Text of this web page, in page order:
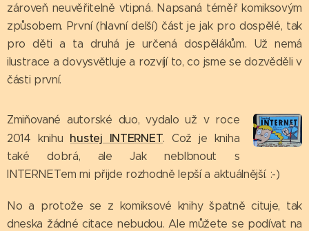
zároveň neuvěřitelně vtipná. Napsaná téměř komiksovým
způsobem. První (hlavní delší) část je jak pro dospělé, tak
pro děti a ta druhá je určená dospělákům. Už nemá
ilustrace a dovysvětluje a rozvíjí to, co jsme se dozvěděli v
části první.
Zmiňované autorské duo, vydalo už v roce
2014 knihu hustej INTERNET. Což je kniha
také dobrá, ale Jak neblbnout s
INTERNETem mi přijde rozhodně lepší a aktuálnější. :-)
No a protože se z komiksové knihy špatně cituje, tak
dneska žádné citace nebudou. Ale můžete se podívat na